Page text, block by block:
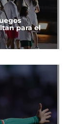
para el